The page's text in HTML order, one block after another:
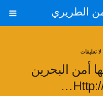
الطريري
أمن البحرين